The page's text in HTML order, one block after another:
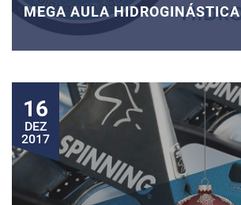
MEGA AULA HIDROGINÁSTICA
16
DEZ
2017